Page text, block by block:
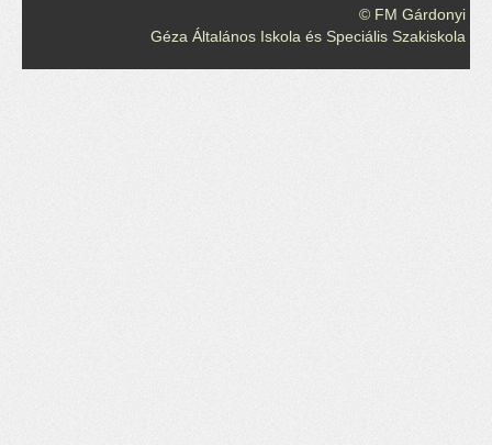
© FM Gárdonyi
Géza Általános Iskola és Speciális Szakiskola